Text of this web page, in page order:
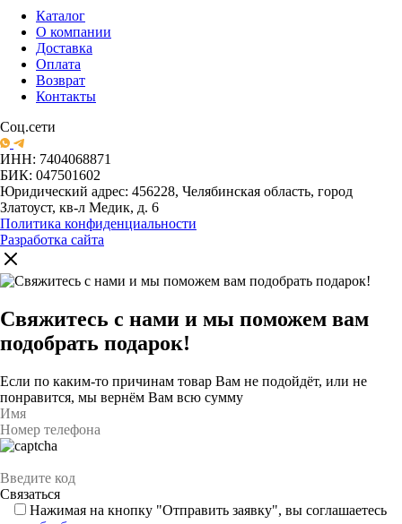
Каталог
О компании
Доставка
Оплата
Возврат
Контакты
Соц.сети
ИНН: 7404068871
БИК: 047501602
Юридический адрес: 456228, Челябинская область, город
Златоуст, кв-л Медик, д. 6
Политика конфиденциальности
Разработка сайта
Свяжитесь с нами и мы поможем вам
подобрать подарок!
Если по каким-то причинам товар Вам не подойдёт, или не
понравится, мы вернём Вам всю сумму
Нажимая на кнопку "Отправить заявку", вы соглашаетесь